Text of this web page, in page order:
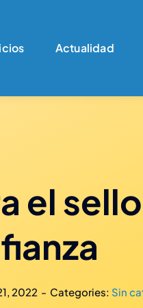
Actualidad
el
2022 - Categories: Sin